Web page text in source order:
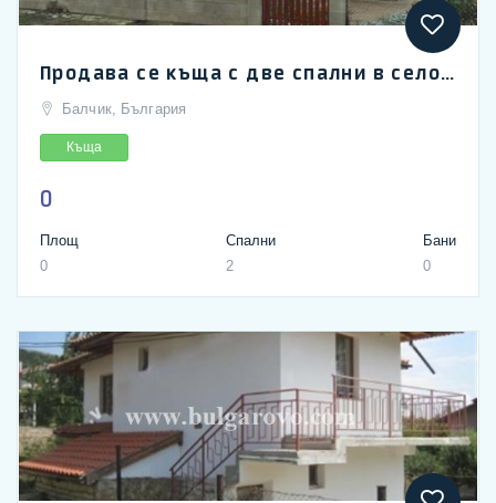
Продава се къща с две спални в село Генерал Колево край Добрич
Балчик, България
Къща
0
Площ
0
Спални
2
Бани
0